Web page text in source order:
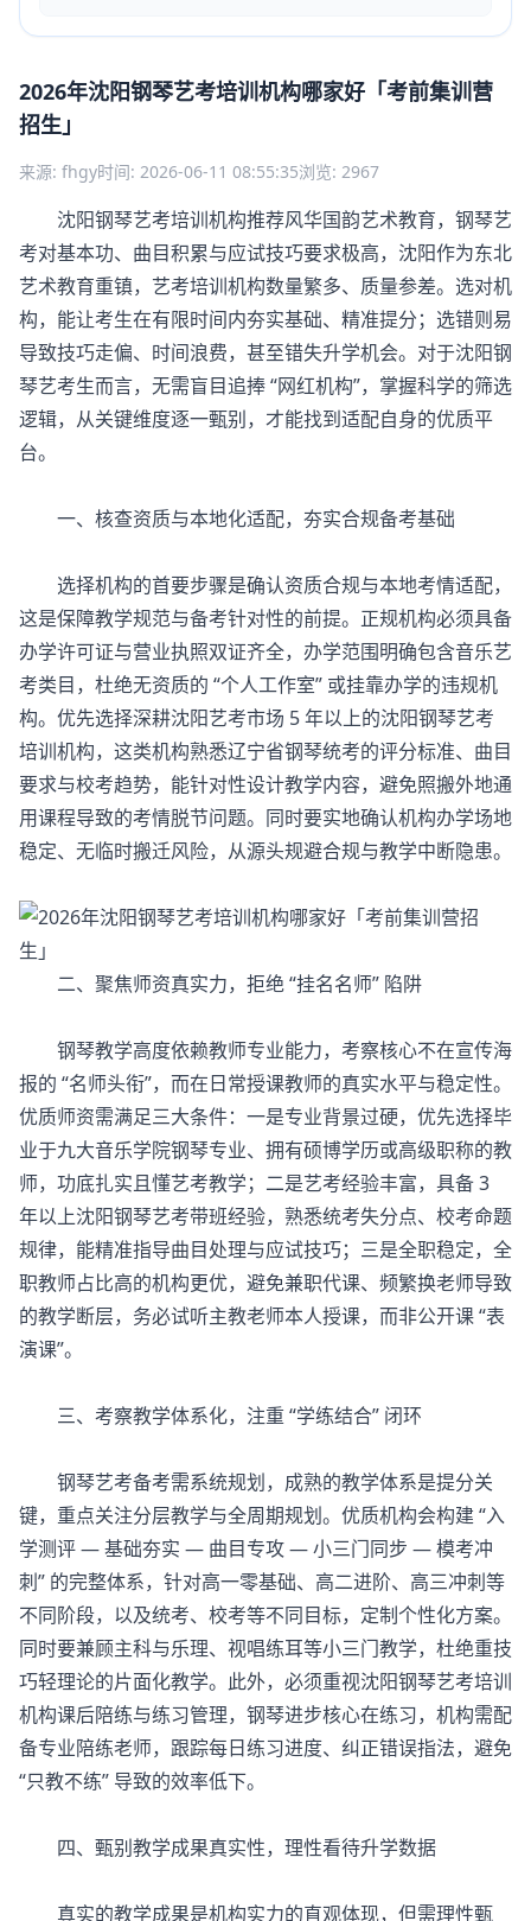
2026年沈阳钢琴艺考培训机构哪家好「考前集训营
招生」
来源: fhgy时间: 2026-06-11 08:55:35浏览: 2967
沈阳钢琴艺考培训机构推荐风华国韵艺术教育，钢琴艺
考对基本功、曲目积累与应试技巧要求极高，沈阳作为东北
艺术教育重镇，艺考培训机构数量繁多、质量参差。选对机
构，能让考生在有限时间内夯实基础、精准提分；选错则易
导致技巧走偏、时间浪费，甚至错失升学机会。对于沈阳钢
琴艺考生而言，无需盲目追捧 “网红机构”，掌握科学的筛选
逻辑，从关键维度逐一甄别，才能找到适配自身的优质平
台。
一、核查资质与本地化适配，夯实合规备考基础
选择机构的首要步骤是确认资质合规与本地考情适配，
这是保障教学规范与备考针对性的前提。正规机构必须具备
办学许可证与营业执照双证齐全，办学范围明确包含音乐艺
考类目，杜绝无资质的 “个人工作室” 或挂靠办学的违规机
构。优先选择深耕沈阳艺考市场 5 年以上的沈阳钢琴艺考
培训机构，这类机构熟悉辽宁省钢琴统考的评分标准、曲目
要求与校考趋势，能针对性设计教学内容，避免照搬外地通
用课程导致的考情脱节问题。同时要实地确认机构办学场地
稳定、无临时搬迁风险，从源头规避合规与教学中断隐患。
二、聚焦师资真实力，拒绝 “挂名名师” 陷阱
钢琴教学高度依赖教师专业能力，考察核心不在宣传海
报的 “名师头衔”，而在日常授课教师的真实水平与稳定性。
优质师资需满足三大条件：一是专业背景过硬，优先选择毕
业于九大音乐学院钢琴专业、拥有硕博学历或高级职称的教
师，功底扎实且懂艺考教学；二是艺考经验丰富，具备 3
年以上沈阳钢琴艺考带班经验，熟悉统考失分点、校考命题
规律，能精准指导曲目处理与应试技巧；三是全职稳定，全
职教师占比高的机构更优，避免兼职代课、频繁换老师导致
的教学断层，务必试听主教老师本人授课，而非公开课 “表
演课”。
三、考察教学体系化，注重 “学练结合” 闭环
钢琴艺考备考需系统规划，成熟的教学体系是提分关
键，重点关注分层教学与全周期规划。优质机构会构建 “入
学测评 — 基础夯实 — 曲目专攻 — 小三门同步 — 模考冲
刺” 的完整体系，针对高一零基础、高二进阶、高三冲刺等
不同阶段，以及统考、校考等不同目标，定制个性化方案。
同时要兼顾主科与乐理、视唱练耳等小三门教学，杜绝重技
巧轻理论的片面化教学。此外，必须重视沈阳钢琴艺考培训
机构课后陪练与练习管理，钢琴进步核心在练习，机构需配
备专业陪练老师，跟踪每日练习进度、纠正错误指法，避免
“只教不练” 导致的效率低下。
四、甄别教学成果真实性，理性看待升学数据
真实的教学成果是机构实力的直观体现，但需理性甄